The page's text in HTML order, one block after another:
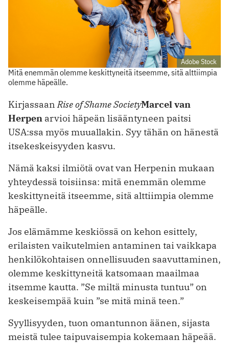
Adobe Stock
Mitä enemmän olemme keskittyneitä itseemme, sitä alttiimpia
olemme häpeälle.
KirjassaanRise of Shame SocietyMarcel van
Herpen arvioi häpeän lisääntyneen paitsi
USA:ssa myös muuallakin. Syy tähän on hänestä
itsekeskeisyyden kasvu.
Nämä kaksi ilmiötä ovat van Herpenin mukaan
yhteydessä toisiinsa: mitä enemmän olemme
keskittyneitä itseemme, sitä alttiimpia olemme
häpeälle.
Jos elämämme keskiössä on kehon esittely,
erilaisten vaikutelmien antaminen tai vaikkapa
henkilökohtaisen onnellisuuden saavuttaminen,
olemme keskittyneitä katsomaan maailmaa
itsemme kautta. ”Se miltä minusta tuntuu” on
keskeisempää kuin ”se mitä minä teen.”
Syyllisyyden, tuon omantunnon äänen, sijasta
meistä tulee taipuvaisempia kokemaan häpeää.